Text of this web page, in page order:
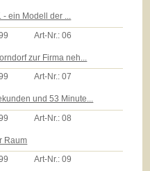
- ein Modell der ...
Art-Nr.:06
zur Firma neh...
Art-Nr.:07
und 53 Minute...
Art-Nr.:08
Raum
Art-Nr.:09